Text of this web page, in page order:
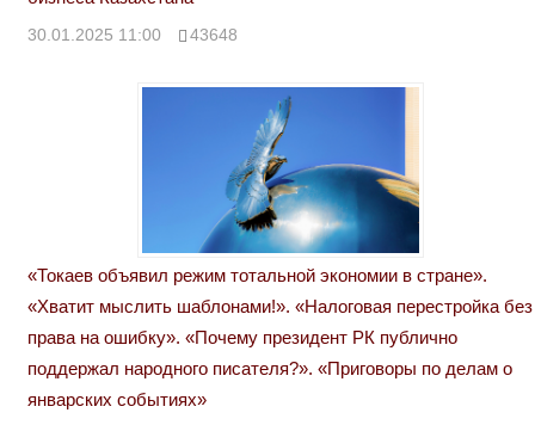
30.01.2025 11:00 43648
«Токаев объявил режим тотальной экономии в стране».
«Хватит мыслить шаблонами!». «Налоговая перестройка без
права на ошибку». «Почему президент РК публично
поддержал народного писателя?». «Приговоры по делам о
январских событиях»